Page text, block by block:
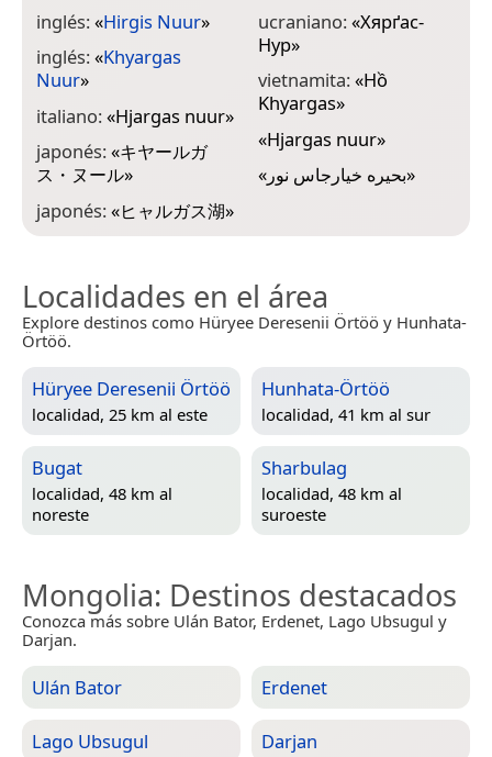
inglés:«Hirgis Nuur»
inglés:«Khyargas
Nuur»
italiano:«Hjargas nuur»
japonés:«キヤールガ
ス・ヌール»
japonés:«ヒャルガス湖»
ucraniano:«Хярґас-
Нур»
vietnamita:«Hồ
Khyargas»
«Hjargas nuur»
«بحيره خيارجاس نور»
Localidades en el área
Explore destinos como Hüryee Deresenii Örtöö y Hunhata-
Örtöö.
Hüryee Deresenii Örtöö
localidad, 25 km al este
Hunhata-Örtöö
localidad, 41 km al sur
Bugat
localidad, 48 km al
noreste
Sharbulag
localidad, 48 km al
suroeste
Mongolia: Destinos destacados
Conozca más sobre Ulán Bator, Erdenet, Lago Ubsugul y
Darjan.
Ulán Bator Erdenet
Lago Ubsugul Darjan